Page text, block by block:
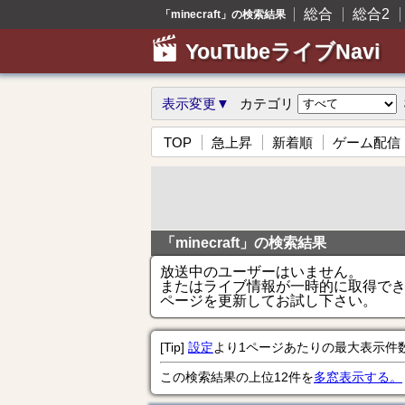
「minecraft」の検索結果 総合 総合2
YouTubeライブNavi
表示変更▼ カテゴリ
TOP 急上昇 新着順 ゲーム配信
「minecraft」の検索結果
放送中のユーザーはいません。
またはライブ情報が一時的に取得で
ページを更新してお試し下さい。
[Tip] 設定より1ページあたりの最大表示件
この検索結果の上位12件を多窓表示する。